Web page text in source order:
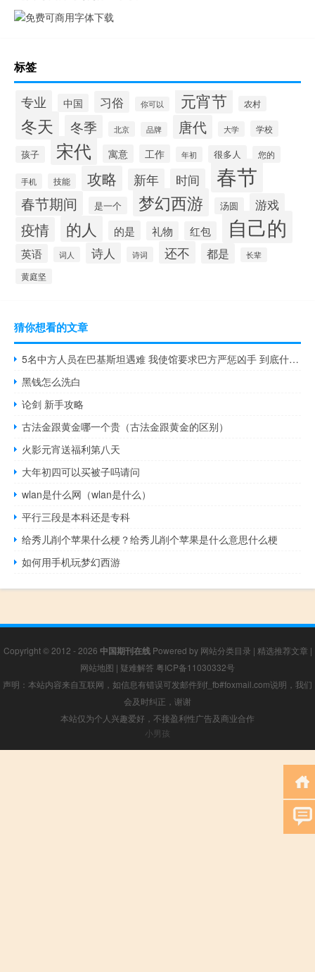
标签
专业 中国 习俗 你可以 元宵节 农村
冬天 冬季 北京 品牌 唐代 大学 学校
孩子 宋代 寓意 工作 年初 很多人 您的
手机 技能 攻略 新年 时间 春节
春节期间 是一个 梦幻西游 汤圆 游戏
疫情 的人 的是 礼物 红包 自己的
英语 词人 诗人 诗词 还不 都是 长辈
黄庭坚
猜你想看的文章
5名中方人员在巴基斯坦遇难 我使馆要求巴方严惩凶手 到底什么情况呢
黑钱怎么洗白
论剑 新手攻略
古法金跟黄金哪一个贵（古法金跟黄金的区别）
火影元宵送福利第八天
大年初四可以买被子吗请问
wlan是什么网（wlan是什么）
平行三段是本科还是专科
给秀儿削个苹果什么梗？给秀儿削个苹果是什么意思什么梗
如何用手机玩梦幻西游
Copyright © 2012 - 2026 中国期刊在线Powered by 网站分类目录 | 精选推荐文章 |
网站地图 | 疑难解答 粤ICP备11030332号
声明：本站内容来自互联网，如信息有错误可发邮件到f_fb#foxmail.com说明，我们
会及时纠正，谢谢
本站仅为个人兴趣爱好，不接盈利性广告及商业合作
小男孩